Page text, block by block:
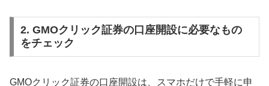
2. GMOクリック証券の口座開設に必要なもの
をチェック
GMOクリック証券の口座開設は、スマホだけで手軽に申